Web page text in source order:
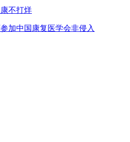
不打烊
加中国康复医学会非侵入